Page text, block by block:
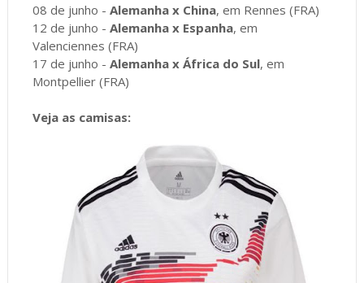
08 de junho - Alemanha x China, em Rennes (FRA)
12 de junho - Alemanha x Espanha, em
Valenciennes (FRA)
17 de junho - Alemanha x África do Sul, em
Montpellier (FRA)
Veja as camisas: